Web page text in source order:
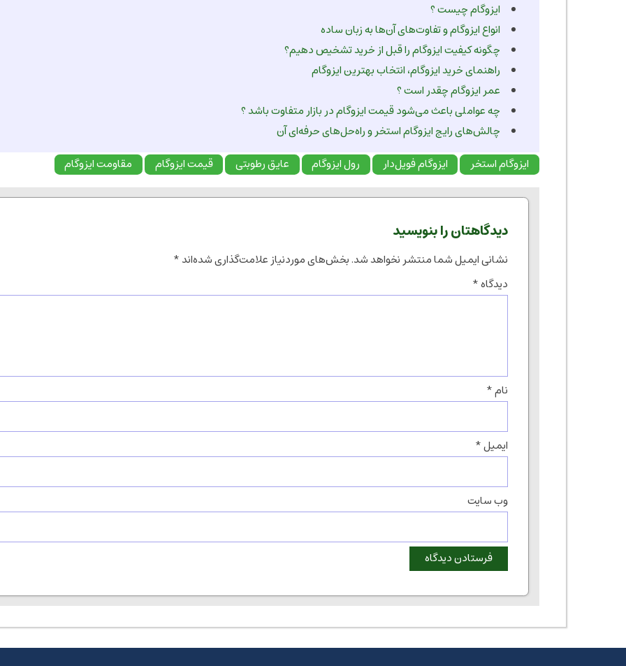
ایزوگام چیست ؟
انواع ایزوگام و تفاوت‌های آن‌ها به زبان ساده
چگونه کیفیت ایزوگام را قبل از خرید تشخیص دهیم؟
راهنمای خرید ایزوگام، انتخاب بهترین ایزوگام
عمر ایزوگام چقدر است ؟
چه عواملی باعث می‌شود قیمت ایزوگام در بازار متفاوت باشد ؟
چالش‌های رایج ایزوگام استخر و راه‌حل‌های حرفه‌ای آن
ایزوگام استخر
ایزوگام فویل‌دار رول ایزوگام عایق رطوبتی قیمت ایزوگام مقاومت ایزوگام
دیدگاهتان را بنویسید
نشانی ایمیل شما منتشر نخواهد شد.بخش‌های موردنیاز علامت‌گذاری شده‌اند*
دیدگاه*
نام*
ایمیل*
وب‌ سایت